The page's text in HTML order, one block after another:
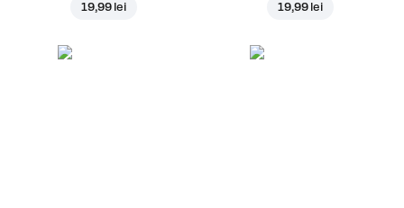
19,99 lei 19,99 lei